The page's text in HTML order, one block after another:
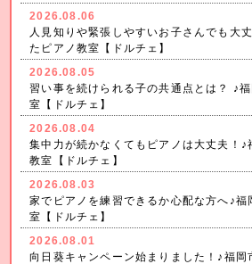
2026.08.06
人見知りや緊張しやすいお子さんでも大
たピアノ教室【ドルチェ】
2026.08.05
習い事を続けられる子の共通点とは？ ♪
室【ドルチェ】
2026.08.04
集中力が続かなくてもピアノは大丈夫！♪
教室【ドルチェ】
2026.08.03
家でピアノを練習できるか心配な方へ♪福
室【ドルチェ】
2026.08.01
向日葵キャンペーン始まりました！♪福岡